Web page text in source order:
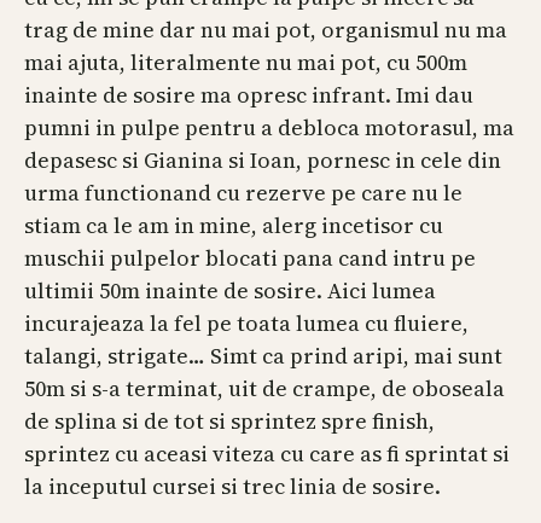
trag de mine dar nu mai pot, organismul nu ma
mai ajuta, literalmente nu mai pot, cu 500m
inainte de sosire ma opresc infrant. Imi dau
pumni in pulpe pentru a debloca motorasul, ma
depasesc si Gianina si Ioan, pornesc in cele din
urma functionand cu rezerve pe care nu le
stiam ca le am in mine, alerg incetisor cu
muschii pulpelor blocati pana cand intru pe
ultimii 50m inainte de sosire. Aici lumea
incurajeaza la fel pe toata lumea cu fluiere,
talangi, strigate… Simt ca prind aripi, mai sunt
50m si s-a terminat, uit de crampe, de oboseala
de splina si de tot si sprintez spre finish,
sprintez cu aceasi viteza cu care as fi sprintat si
la inceputul cursei si trec linia de sosire.